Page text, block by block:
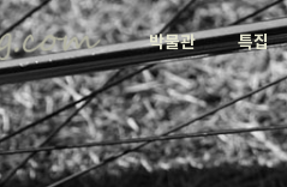
박물관 특집